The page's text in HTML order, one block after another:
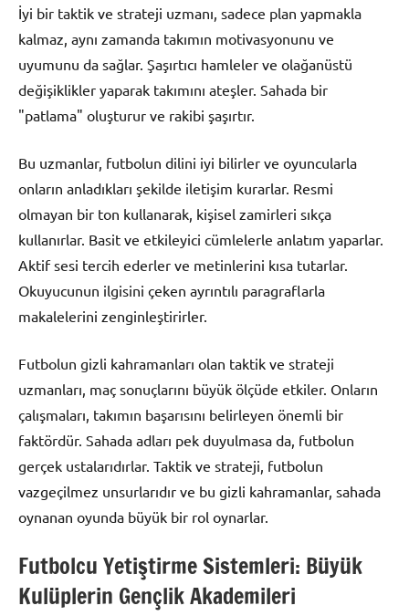
İyi bir taktik ve strateji uzmanı, sadece plan yapmakla
kalmaz, aynı zamanda takımın motivasyonunu ve
uyumunu da sağlar. Şaşırtıcı hamleler ve olağanüstü
değişiklikler yaparak takımını ateşler. Sahada bir
"patlama" oluşturur ve rakibi şaşırtır.
Bu uzmanlar, futbolun dilini iyi bilirler ve oyuncularla
onların anladıkları şekilde iletişim kurarlar. Resmi
olmayan bir ton kullanarak, kişisel zamirleri sıkça
kullanırlar. Basit ve etkileyici cümlelerle anlatım yaparlar.
Aktif sesi tercih ederler ve metinlerini kısa tutarlar.
Okuyucunun ilgisini çeken ayrıntılı paragraflarla
makalelerini zenginleştirirler.
Futbolun gizli kahramanları olan taktik ve strateji
uzmanları, maç sonuçlarını büyük ölçüde etkiler. Onların
çalışmaları, takımın başarısını belirleyen önemli bir
faktördür. Sahada adları pek duyulmasa da, futbolun
gerçek ustalarıdırlar. Taktik ve strateji, futbolun
vazgeçilmez unsurlarıdır ve bu gizli kahramanlar, sahada
oynanan oyunda büyük bir rol oynarlar.
Futbolcu Yetiştirme Sistemleri: Büyük
Kulüplerin Gençlik Akademileri